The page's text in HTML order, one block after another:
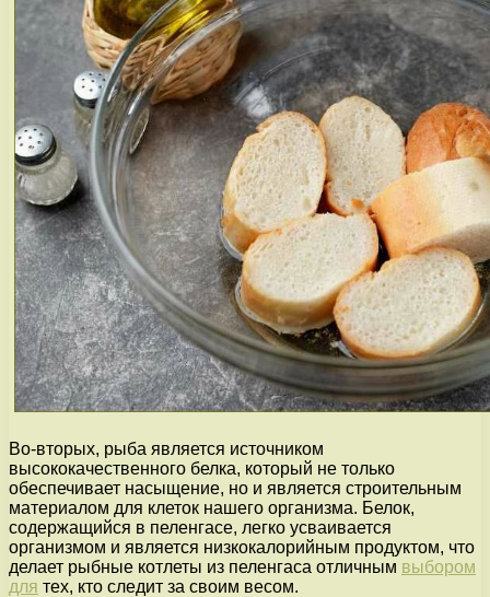
Во-вторых, рыба является источником
высококачественного белка, который не только
обеспечивает насыщение, но и является строительным
материалом для клеток нашего организма. Белок,
содержащийся в пеленгасе, легко усваивается
организмом и является низкокалорийным продуктом, что
делает рыбные котлеты из пеленгаса отличным выбором
для тех, кто следит за своим весом.